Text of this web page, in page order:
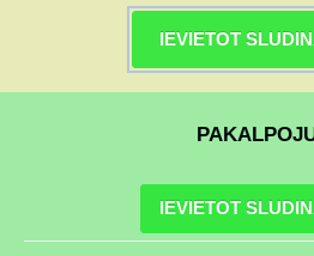
IEVIETOT
IEVIETOT